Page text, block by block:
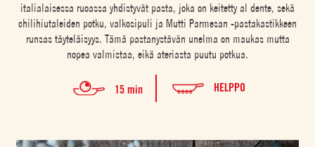
italialaisessa ruoassa yhdistyvät pasta, joka on keitetty al dente, sekä
chilihiutaleiden potku, valkosipuli ja Mutti Parmesan -pastakastikkeen
runsas täyteläisyys. Tämä pastanystävän unelma on maukas mutta
nopea valmistaa, eikä ateriasta puutu potkua.
15 min HELPPO